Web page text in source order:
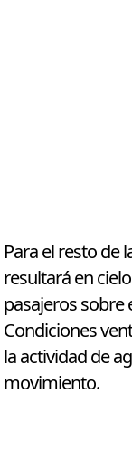
Para el resto de
resultará en
pasajeros sobre
Condiciones
la actividad de
movimiento.